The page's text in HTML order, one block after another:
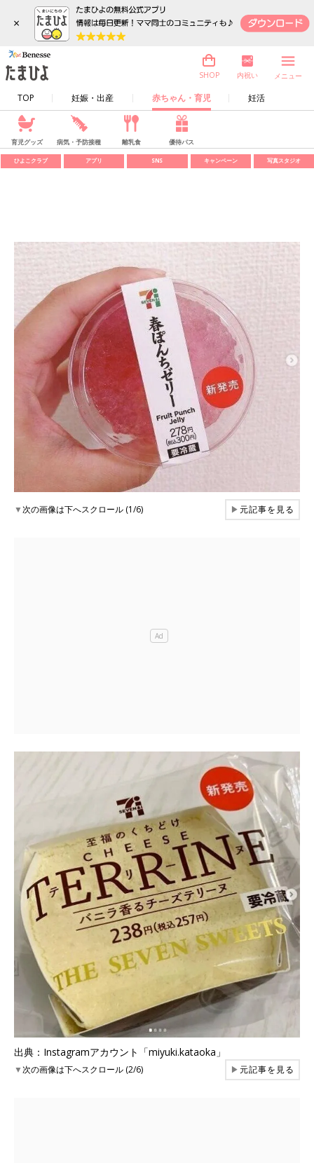
×
TOP 妊娠・出産 赤ちゃん・育児 妊活
SHOP 内祝い メニュー
育児グッズ 病気・予防接種 離乳食 優待パス
ひよこクラブ アプリ SNS キャンペーン 写真スタジオ
▼次の画像は下へスクロール (1/6) ▶元記事を見る
出典：Instagramアカウント「miyuki.kataoka」
▼次の画像は下へスクロール (2/6) ▶元記事を見る